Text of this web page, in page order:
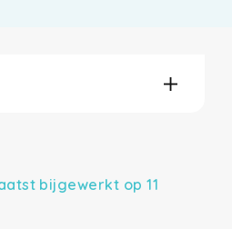
bijgewerkt op 11